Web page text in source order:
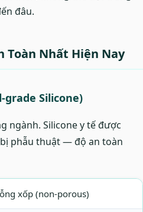
đâu.
Toàn Nhất Hiện Nay
grade Silicone)
ngành. Silicone y tế được
phẫu thuật — độ an toàn
xốp (non-porous)